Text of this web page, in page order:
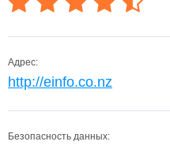
Адрес:
http://einfo.co.nz
Безопасность данных: